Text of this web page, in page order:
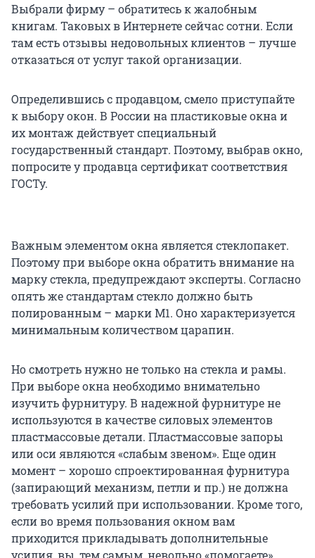
Выбрали фирму – обратитесь к жалобным
книгам. Таковых в Интернете сейчас сотни. Если
там есть отзывы недовольных клиентов – лучше
отказаться от услуг такой организации.
Определившись с продавцом, смело приступайте
к выбору окон. В России на пластиковые окна и
их монтаж действует специальный
государственный стандарт. Поэтому, выбрав окно,
попросите у продавца сертификат соответствия
ГОСТу.
Важным элементом окна является стеклопакет.
Поэтому при выборе окна обратить внимание на
марку стекла, предупреждают эксперты. Согласно
опять же стандартам стекло должно быть
полированным – марки М1. Оно характеризуется
минимальным количеством царапин.
Но смотреть нужно не только на стекла и рамы.
При выборе окна необходимо внимательно
изучить фурнитуру. В надежной фурнитуре не
используются в качестве силовых элементов
пластмассовые детали. Пластмассовые запоры
или оси являются «слабым звеном». Еще один
момент – хорошо спроектированная фурнитура
(запирающий механизм, петли и пр.) не должна
требовать усилий при использовании. Кроме того,
если во время пользования окном вам
приходится прикладывать дополнительные
усилия, вы, тем самым, невольно «помогаете»